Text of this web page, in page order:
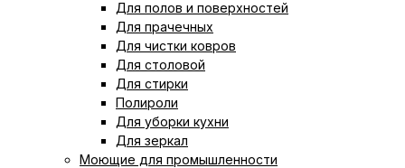
Для полов и поверхностей
Для прачечных
Для чистки ковров
Для столовой
Для стирки
Полироли
Для уборки кухни
Для зеркал
Моющие для промышленности